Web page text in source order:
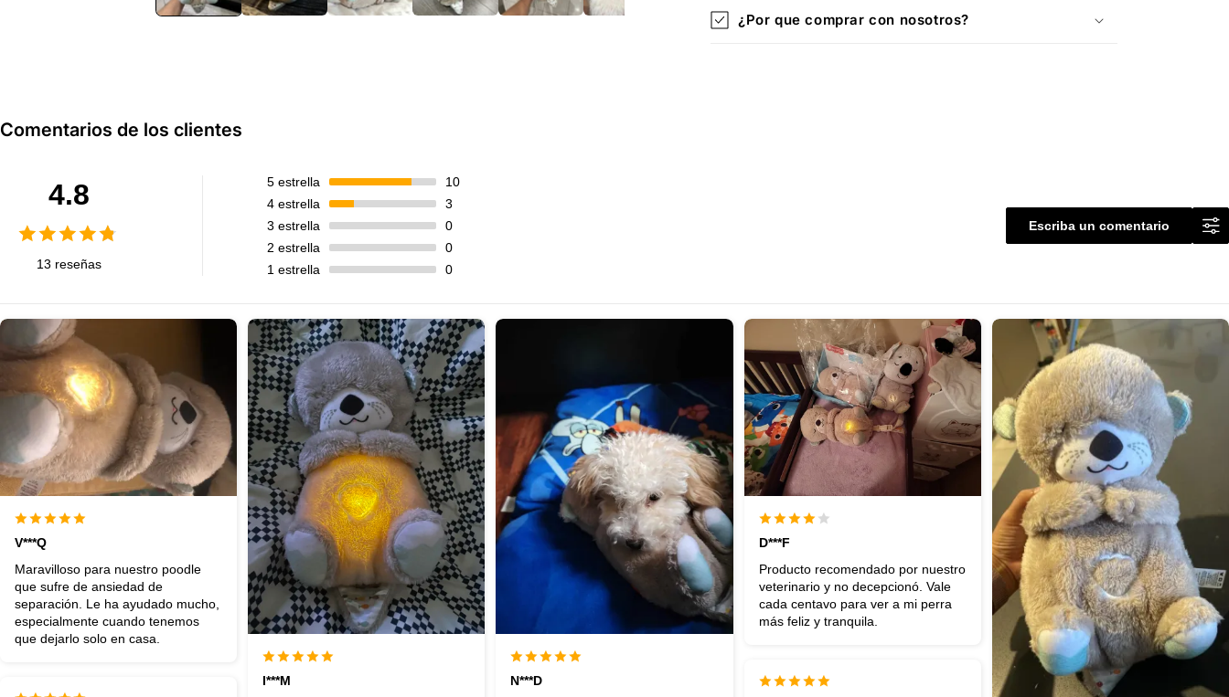
¿Por que comprar con nosotros?
Comentarios de los clientes
4.8
13 reseñas
5 estrella
10
4 estrella
3
3 estrella
0
2 estrella
0
1 estrella 0
Escriba un comentario
V***Q
Maravilloso para nuestro poodle
que sufre de ansiedad de
separación. Le ha ayudado mucho,
especialmente cuando tenemos
que dejarlo solo en casa.
I***M
N***D
D***F
Producto recomendado por nuestro
veterinario y no decepcionó. Vale
cada centavo para ver a mi perra
más feliz y tranquila.